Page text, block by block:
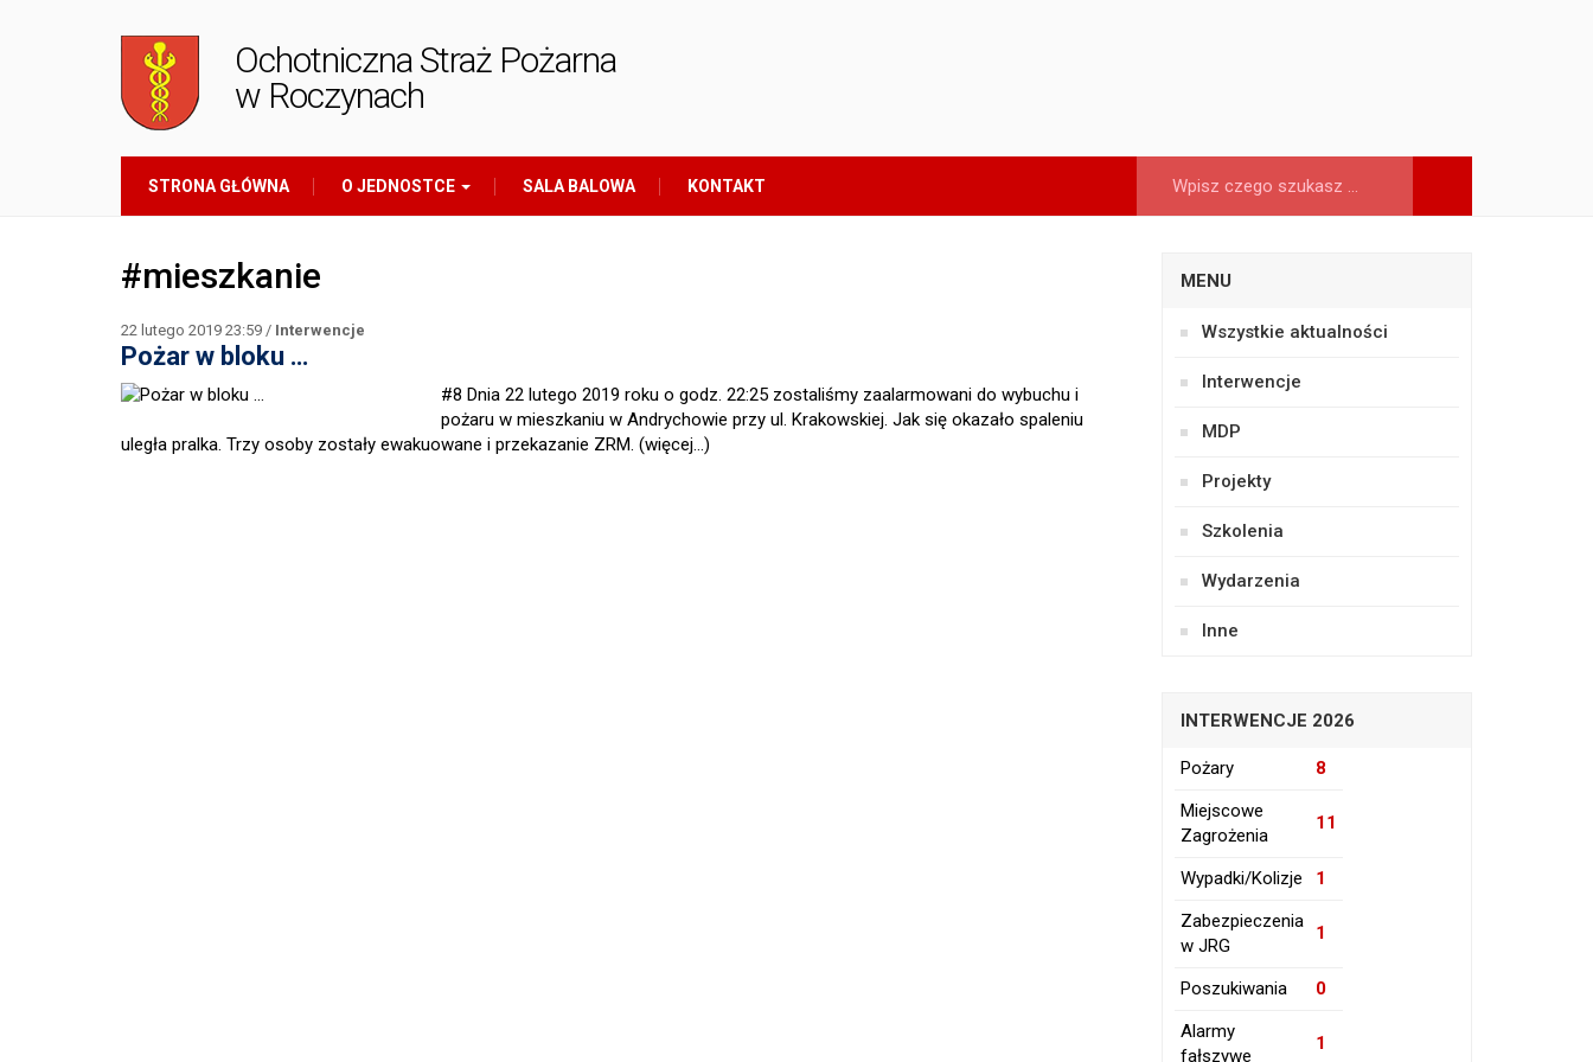
Ochotniczna Straż Pożarna
w Roczynach
STRONA GŁÓWNA O JEDNOSTCE SALA BALOWA KONTAKT
#mieszkanie
22 lutego 2019 23:59 / Interwencje
Pożar w bloku …
#8 Dnia 22 lutego 2019 roku o godz. 22:25 zostaliśmy zaalarmowani do wybuchu i
pożaru w mieszkaniu w Andrychowie przy ul. Krakowskiej. Jak się okazało spaleniu
uległa pralka. Trzy osoby zostały ewakuowane i przekazanie ZRM. (więcej…)
MENU
Wszystkie aktualności
Interwencje
MDP
Projekty
Szkolenia
Wydarzenia
Inne
INTERWENCJE 2026
Pożary
8
Miejscowe
Zagrożenia
11
Wypadki/Kolizje
1
Zabezpieczenia
w JRG
1
Poszukiwania
0
Alarmy
fałszywe
1